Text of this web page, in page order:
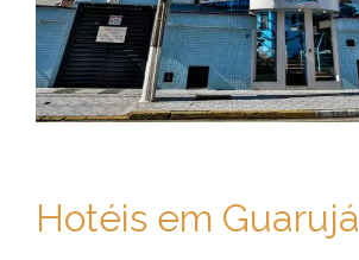
Hotéis em Guarujá